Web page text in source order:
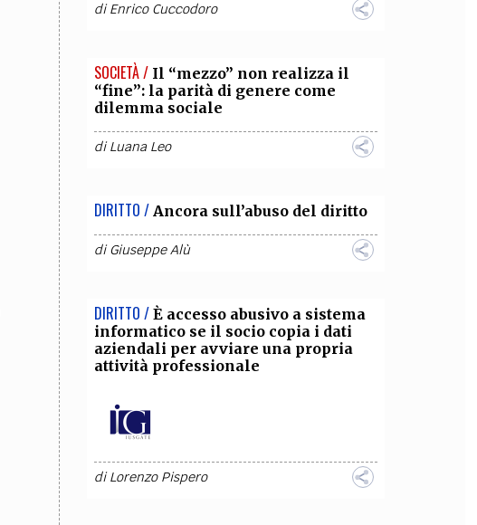
diEnrico Cuccodoro
SOCIETÀ / Il “mezzo” non realizza il
“fine”: la parità di genere come
dilemma sociale
diLuana Leo
DIRITTO / Ancora sull’abuso del diritto
diGiuseppe Alù
DIRITTO / È accesso abusivo a sistema
informatico se il socio copia i dati
aziendali per avviare una propria
attività professionale
diLorenzo Pispero